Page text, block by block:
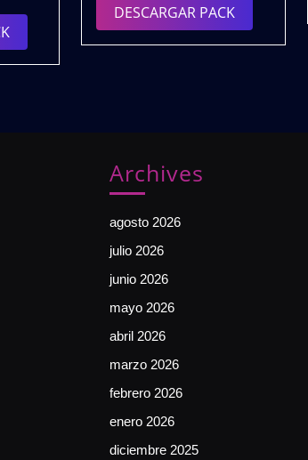
DESCARGAR
PACK
PACK
DESCARGAR PACKDESCARGAR
PACK
Archives
agosto 2026
julio 2026
junio 2026
mayo 2026
abril 2026
marzo 2026
febrero 2026
enero 2026
diciembre 2025